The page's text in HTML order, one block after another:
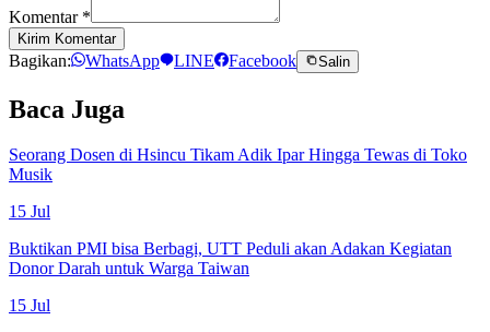
Komentar *
Kirim Komentar
Bagikan: WhatsApp LINE Facebook Salin
Baca Juga
Seorang Dosen di Hsincu Tikam Adik Ipar Hingga Tewas di Toko
Musik
15 Jul
Buktikan PMI bisa Berbagi, UTT Peduli akan Adakan Kegiatan
Donor Darah untuk Warga Taiwan
15 Jul